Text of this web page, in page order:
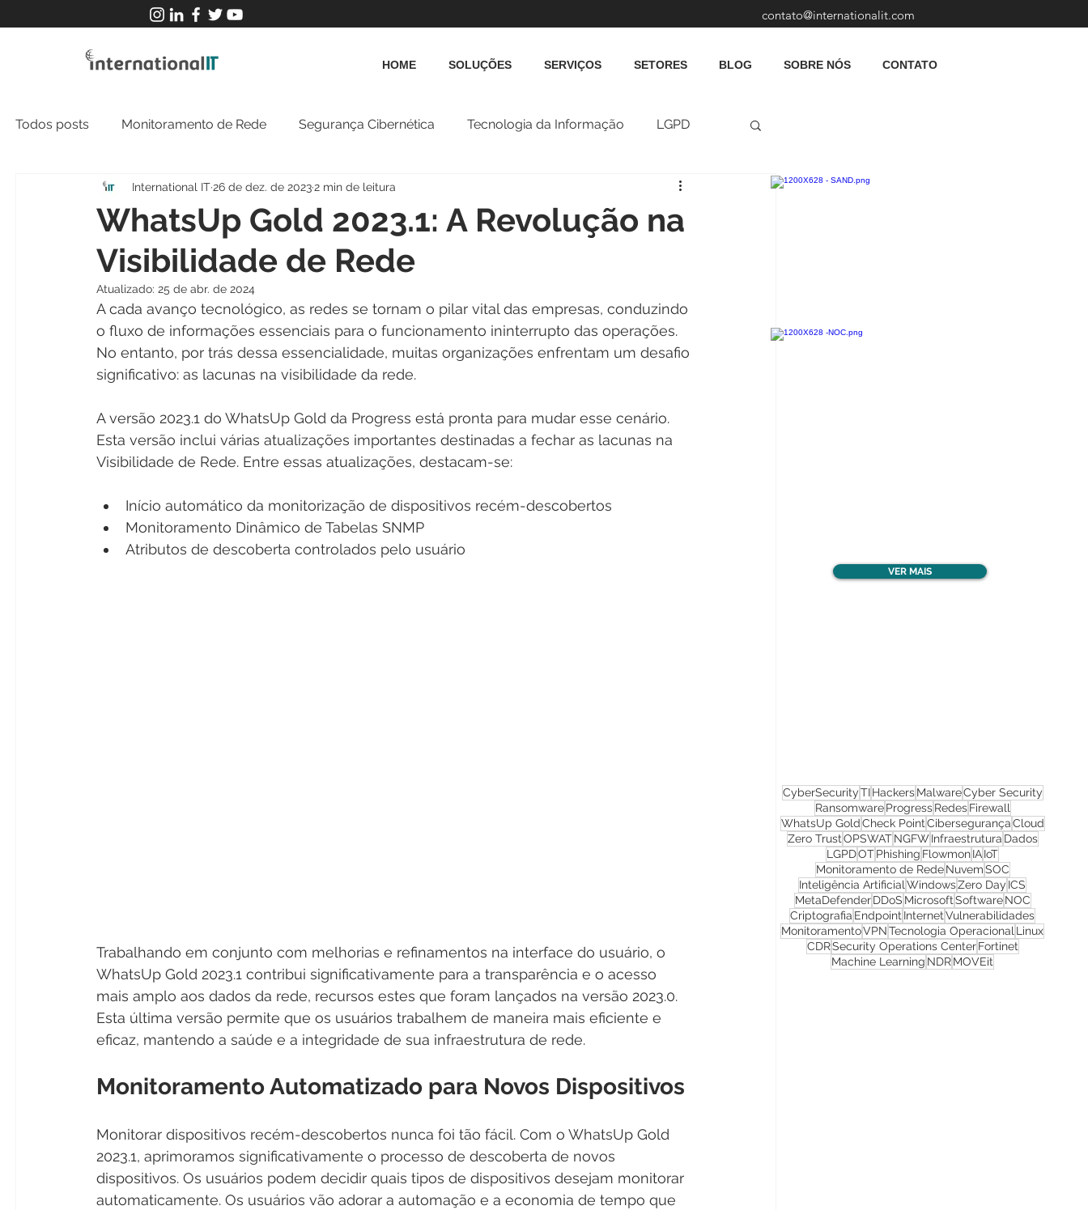
contato@internationalit.com
HOME SOLUÇÕES SERVIÇOS SETORES BLOG SOBRE NÓS CONTATO
Todos posts Monitoramento de Rede Segurança Cibernética Tecnologia da Informação LGPD
NOC Tecnologia Operacional
WhatsUp Gold 2023.1: A Revolução na
Visibilidade de Rede
International IT26 de dez. de 20232 min de leitura
Atualizado: 25 de abr. de 2024
A cada avanço tecnológico, as redes se tornam o pilar vital das empresas, conduzindo
o fluxo de informações essenciais para o funcionamento ininterrupto das operações.
No entanto, por trás dessa essencialidade, muitas organizações enfrentam um desafio
significativo: as lacunas na visibilidade da rede.
A versão 2023.1 do WhatsUp Gold da Progress está pronta para mudar esse cenário.
Esta versão inclui várias atualizações importantes destinadas a fechar as lacunas na
Visibilidade de Rede. Entre essas atualizações, destacam-se:
Início automático da monitorização de dispositivos recém-descobertos
Monitoramento Dinâmico de Tabelas SNMP
Atributos de descoberta controlados pelo usuário
Trabalhando em conjunto com melhorias e refinamentos na interface do usuário, o
WhatsUp Gold 2023.1 contribui significativamente para a transparência e o acesso
mais amplo aos dados da rede, recursos estes que foram lançados na versão 2023.0.
Esta última versão permite que os usuários trabalhem de maneira mais eficiente e
eficaz, mantendo a saúde e a integridade de sua infraestrutura de rede.
Monitoramento Automatizado para Novos Dispositivos
Monitorar dispositivos recém-descobertos nunca foi tão fácil. Com o WhatsUp Gold
2023.1, aprimoramos significativamente o processo de descoberta de novos
dispositivos. Os usuários podem decidir quais tipos de dispositivos desejam monitorar
automaticamente. Os usuários vão adorar a automação e a economia de tempo que
CyberSecurityTI Hackers MalwareCyber Security
Ransomware Progress Redes Firewall
WhatsUp GoldCheck PointCibersegurançaCloud
Zero TrustOPSWAT NGFW Infraestrutura Dados
LGPDOTPhishing FlowmonIAIoT
Monitoramento de Rede NuvemSOC
Inteligência Artificial WindowsZero Day ICS
MetaDefender DDoS MicrosoftSoftware NOC
Criptografia Endpoint InternetVulnerabilidades
MonitoramentoVPNTecnologia Operacional Linux
CDRSecurity Operations Center Fortinet
Machine Learning NDRMOVEit
VER MAIS